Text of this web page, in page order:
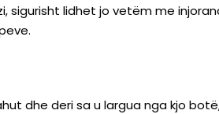
lidhet jo vetëm me
dhe deri sa u largua nga kjo